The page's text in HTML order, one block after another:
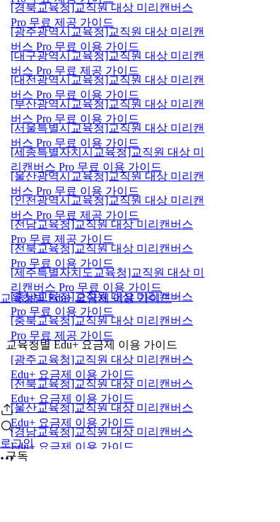
교육청별 Edu+ 요금제 이용 가이드
로그인
[경북교육청]교직원 대상 미리캔버스
Pro 무료 제공 가이드
[광주광역시교육청]교직원 대상 미리캔
버스 Pro 무료 이용 가이드
[대구광역시교육청]교직원 대상 미리캔
버스 Pro 무료 제공 가이드
[대전광역시교육청]교직원 대상 미리캔
버스 Pro 무료 이용 가이드
[부산광역시교육청]교직원 대상 미리캔
버스 Pro 무료 이용 가이드
[서울특별시교육청]교직원 대상 미리캔
버스 Pro 무료 이용 가이드
[세종특별자치시교육청]교직원 대상 미
리캔버스 Pro 무료 이용 가이드
[울산광역시교육청]교직원 대상 미리캔
버스 Pro 무료 이용 가이드
[인천광역시교육청]교직원 대상 미리캔
버스 Pro 무료 제공 가이드
[전남교육청]교직원 대상 미리캔버스
Pro 무료 제공 가이드
[전북교육청]교직원 대상 미리캔버스
Pro 무료 이용 가이드
[제주특별자치도교육청]교직원 대상 미
리캔버스 Pro 무료 이용 가이드
[충남교육청]교직원 대상 미리캔버스
Pro 무료 이용 가이드
[충북교육청]교직원 대상 미리캔버스
Pro 무료 제공 가이드
교육청별 Edu+ 요금제 이용 가이드
[광주교육청]교직원 대상 미리캔버스
Edu+ 요금제 이용 가이드
[전북교육청]교직원 대상 미리캔버스
Edu+ 요금제 이용 가이드
[울산교육청]교직원 대상 미리캔버스
Edu+ 요금제 이용 가이드
[경남교육청]교직원 대상 미리캔버스
Edu+ 요금제 이용 가이드
구독